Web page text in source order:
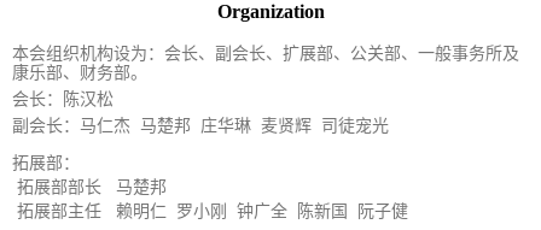
Organization
本会组织机构设为：会长、副会长、扩展部、公关部、一般事务所及
康乐部、财务部。
会长：
陈汉松
副会长： 马仁杰 马楚邦 庄华琳 麦贤辉 司徒宠光
拓展部 ：
拓展部部长 马楚邦
拓展部主任 赖明仁 罗小刚 钟广全 陈新国 阮子健